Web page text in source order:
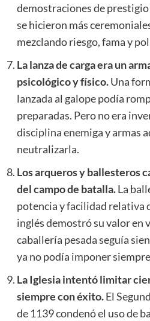
demostraciones de
se hicieron más
mezclando riesgo, fama y
La lanza de carga era un
psicológico y físico.Una
lanzada al galope podía
preparadas. Pero no era
disciplina enemiga y armas
neutralizarla.
Los arqueros y ballesteros
del campo de batalla.La
potencia y facilidad relativa
inglés demostró su valor en
caballería pesada seguía
ya no podía imponer
La Iglesia intentó limitar
siempre con éxito.El
de 1139 condenó el uso de